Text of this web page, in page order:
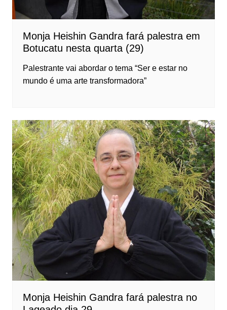
Monja Heishin Gandra fará palestra em
Botucatu nesta quarta (29)
Palestrante vai abordar o tema “Ser e estar no
mundo é uma arte transformadora”
Monja Heishin Gandra fará palestra no